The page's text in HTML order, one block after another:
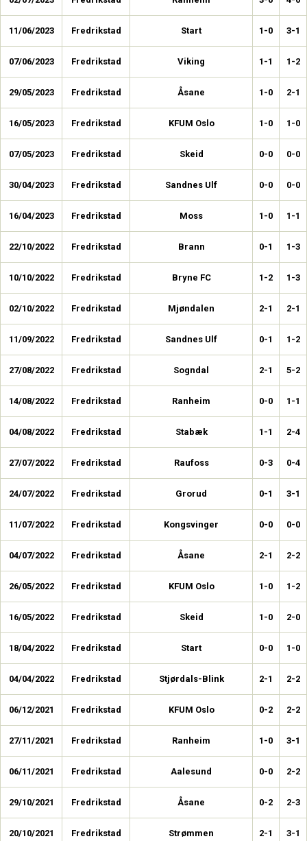
11/06/2023 Fredrikstad Start 1-0 3-1
07/06/2023 Fredrikstad Viking 1-1 1-2
29/05/2023 Fredrikstad Åsane 1-0 2-1
16/05/2023 Fredrikstad KFUM Oslo 1-0 1-0
07/05/2023 Fredrikstad Skeid 0-0 0-0
30/04/2023 Fredrikstad Sandnes Ulf 0-0 0-0
16/04/2023 Fredrikstad Moss 1-0 1-1
22/10/2022 Fredrikstad Brann 0-1 1-3
10/10/2022 Fredrikstad Bryne FC 1-2 1-3
02/10/2022 Fredrikstad Mjøndalen 2-1 2-1
11/09/2022 Fredrikstad Sandnes Ulf 0-1 1-2
27/08/2022 Fredrikstad Sogndal 2-1 5-2
14/08/2022 Fredrikstad Ranheim 0-0 1-1
04/08/2022 Fredrikstad Stabæk 1-1 2-4
27/07/2022 Fredrikstad Raufoss 0-3 0-4
24/07/2022 Fredrikstad Grorud 0-1 3-1
11/07/2022 Fredrikstad Kongsvinger 0-0 0-0
04/07/2022 Fredrikstad Åsane 2-1 2-2
26/05/2022 Fredrikstad KFUM Oslo 1-0 1-2
16/05/2022 Fredrikstad Skeid 1-0 2-0
18/04/2022 Fredrikstad Start 0-0 1-0
04/04/2022 Fredrikstad Stjørdals-Blink 2-1 2-2
06/12/2021 Fredrikstad KFUM Oslo 0-2 2-2
27/11/2021 Fredrikstad Ranheim 1-0 3-1
06/11/2021 Fredrikstad Aalesund 0-0 2-2
29/10/2021 Fredrikstad Åsane 0-2 2-3
20/10/2021 Fredrikstad Strømmen 2-1 3-1